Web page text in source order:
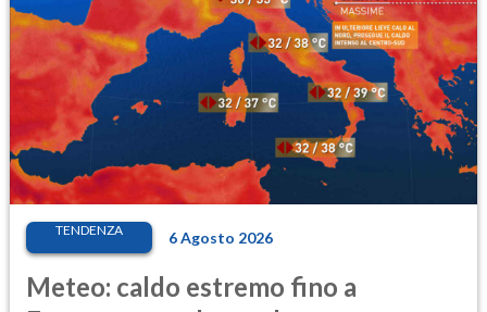
TENDENZA 6 Agosto 2026
Meteo: caldo estremo fino a